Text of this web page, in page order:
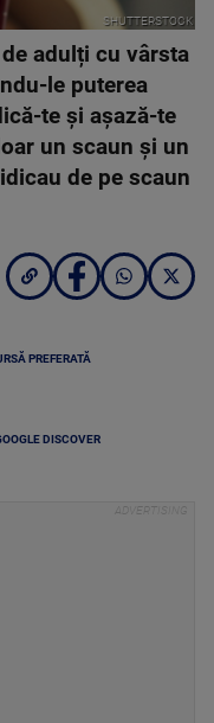
SHUTTERSTOCK
adulți cu vârsta
le puterea
te și așază-te
un scaun și un
de pe scaun
PREFERATĂ
DISCOVER